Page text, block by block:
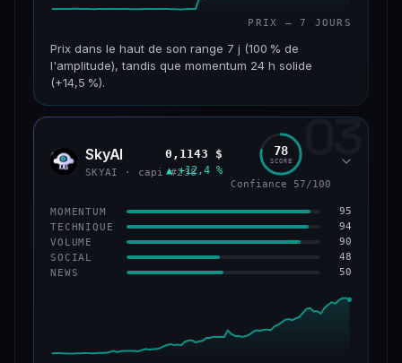
PRIX — 7 JOURS
Prix dans le haut de son range 7 j (100 % de
l'amplitude), tandis que momentum 24 h solide
(+14,5 %).
CAP. MARCHÉ VOLUME 24 H
VAR. 7 J VAR. 30 J
+211,4 %
VS ATH
−3,2 % #193
CONFIANCE 50/100
03
SKYA SkyAI
SKYAI · capi #238
0,1143 $
▲ +12,4 %
78
SCORE
Confiance 57/100
MOMENTUM 95
TECHNIQUE 94
VOLUME 90
SOCIAL 48
NEWS 50